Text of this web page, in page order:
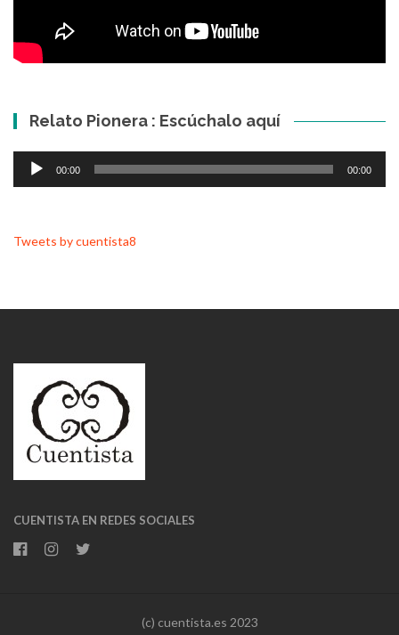
Relato Pionera : Escúchalo aquí
Reproductor
00:00 00:00
Tweets by cuentista8
CUENTISTA EN REDES SOCIALES
(c) cuentista.es 2023